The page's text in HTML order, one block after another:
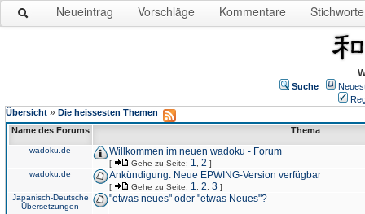
Neueintrag Vorschläge Kommentare Stichworte
Suche
Übersicht » Die heissesten Themen
Name des Forums
Thema
wadoku.de Willkommen im neuen wadoku - Forum
[ Gehe zu Seite: 1 2 ]
wadoku.de
Ankündigung: Neue EPWING-Version verfügbar
[ Gehe zu Seite: 1 2 3 ]
Japanisch-Deutsche
Übersetzungen
"etwas neues" oder "etwas Neues"?